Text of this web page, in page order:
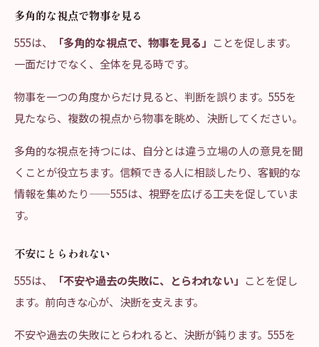
多角的な視点で物事を見る
555は、
「多角的な視点で、物事を見る」 ことを促します。
一面だけでなく、全体を見る時です。
物事を一つの角度からだけ見ると、判断を誤ります。555を
見たなら、複数の視点から物事を眺め、決断してください。
多角的な視点を持つには、自分とは違う立場の人の意見を聞
くことが役立ちます。信頼できる人に相談したり、客観的な
情報を集めたり——555は、視野を広げる工夫を促していま
す。
不安にとらわれない
555は、
「不安や過去の失敗に、とらわれない」 ことを促し
ます。前向きな心が、決断を支えます。
不安や過去の失敗にとらわれると、決断が鈍ります。555を